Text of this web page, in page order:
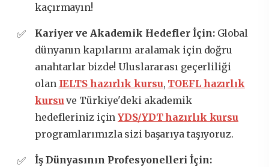
kaçırmayın!
Kariyer ve Akademik Hedefler İçin:Global
dünyanın kapılarını aralamak için doğru
anahtarlar bizde! Uluslararası geçerliliği
olan IELTS hazırlık kursu, TOEFL hazırlık
kursu ve Türkiye'deki akademik
hedefleriniz içinYDS/YDT hazırlık kursu
programlarımızla sizi başarıya taşıyoruz.
İş Dünyasının Profesyonelleri İçin: